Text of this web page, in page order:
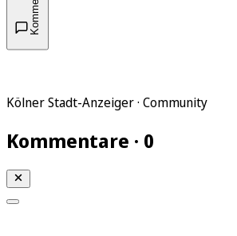
Kölner Stadt-Anzeiger · Community
Kommentare · 0